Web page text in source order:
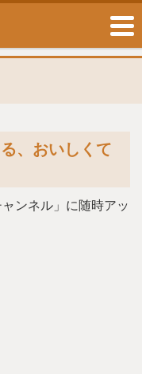
、おいしくて
ンネル」に随時アッ